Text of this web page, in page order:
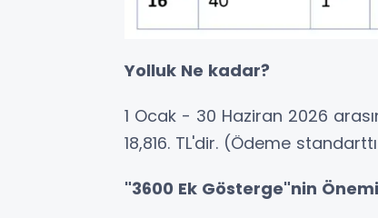
Yolluk Ne kadar?
1 Ocak - 30 Haziran 2026
18,816. TL'dir. (Ödeme
"3600 Ek Gösterge"nin Önemi